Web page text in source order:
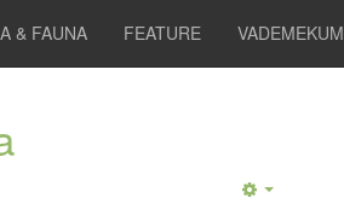
& FAUNA FEATURE VADEMEKUM